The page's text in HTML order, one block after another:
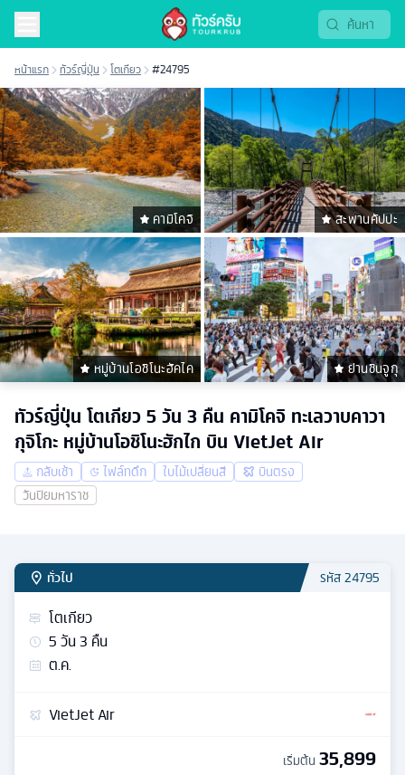
หน้าแรก ทัวร์ญี่ปุ่น โตเกียว #24795
คามิโคจิ สะพานคัปปะ
หมู่บ้านโอชิโนะฮัคไค ย่านชินจูกุ
ทัวร์ญี่ปุ่น โตเกียว 5 วัน 3 คืน คามิโคจิ ทะเลวาบคาวา
กุจิโกะ หมู่บ้านโอชิโนะฮักไก บิน VietJet Air
กลับเช้า ไฟล์ทดึก ใบไม้เปลี่ยนสี
บินตรง
วันปิยมหาราช
ทั่วไป รหัส24795
โตเกียว
5วัน3 คืน
ต.ค.
VietJet Air
เริ่มต้น 35,899